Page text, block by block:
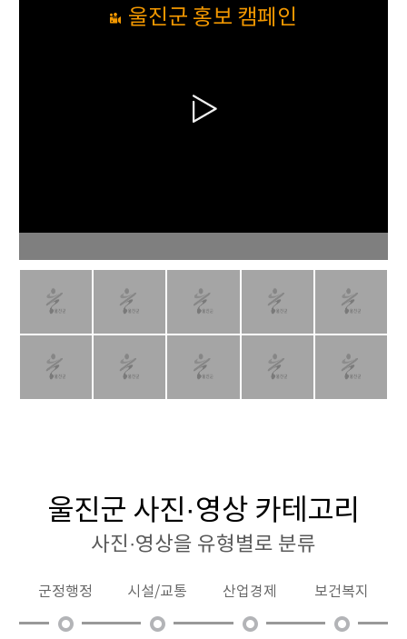
울진군 홍보 캠페인
울진군 사진·영상 카테고리
사진·영상을 유형별로 분류
군정행정 시설/교통 산업경제 보건복지